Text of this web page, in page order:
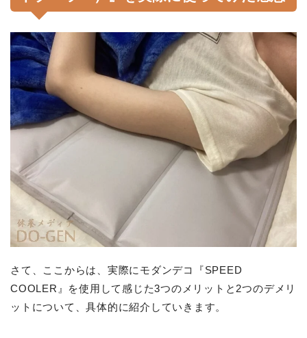
さて、ここからは、実際にモダンデコ『SPEED
COOLER』を使用して感じた3つのメリットと2つのデメリ
ットについて、具体的に紹介していきます。